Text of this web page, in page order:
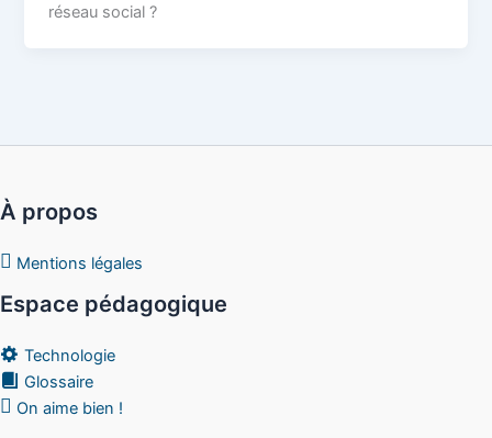
réseau social ?
À propos
Mentions légales
Espace pédagogique
Technologie
Glossaire
On aime bien !